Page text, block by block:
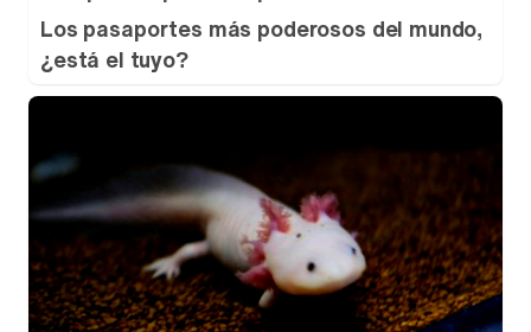
Los pasaportes más poderosos del mundo,
¿está el tuyo?